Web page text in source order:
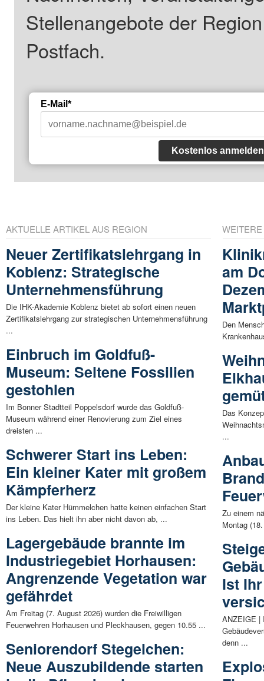
Stellenangebote der
Postfach.
E-Mail*
Kostenlos anmelden
AKTUELLE ARTIKEL AUS REGION
Neuer Zertifikatslehrgang in
Koblenz: Strategische
Unternehmensführung
Die IHK-Akademie Koblenz bietet ab sofort einen neuen
Zertifikatslehrgang zur strategischen Unternehmensführung
...
Einbruch im Goldfuß-
Museum: Seltene Fossilien
gestohlen
Im Bonner Stadtteil Poppelsdorf wurde das Goldfuß-
Museum während einer Renovierung zum Ziel eines
dreisten ...
Schwerer Start ins Leben:
Ein kleiner Kater mit großem
Kämpferherz
Der kleine Kater Hümmelchen hatte keinen einfachen Start
ins Leben. Das hielt ihn aber nicht davon ab, ...
Lagergebäude brannte im
Industriegebiet Horhausen:
Angrenzende Vegetation war
gefährdet
Am Freitag (7. August 2026) wurden die Freiwilligen
Feuerwehren Horhausen und Pleckhausen, gegen 10.55 ...
Seniorendorf Stegelchen:
Neue Auszubildende starten
am
Den
Das
...
Zu einem
Montag
Ist
ANZEIGE |
denn ...